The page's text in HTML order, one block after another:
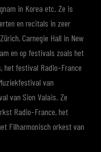
in Korea etc. Ze is
en recitals in zeer
Carnegie Hall in New
en op festivals zoals het
het festival Radio-France
van
van Sion Valais. Ze
Radio-France, het
Filharmonisch orkest van